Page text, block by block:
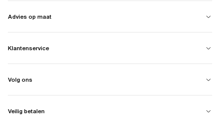
Advies op maat
Klantenservice
Volg ons
Veilig betalen